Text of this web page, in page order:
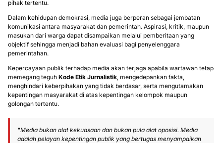
pihak tertentu.
Dalam kehidupan demokrasi, media juga berperan sebagai jembatan
komunikasi antara masyarakat dan pemerintah. Aspirasi, kritik, maupun
masukan dari warga dapat disampaikan melalui pemberitaan yang
objektif sehingga menjadi bahan evaluasi bagi penyelenggara
pemerintahan.
Kepercayaan publik terhadap media akan terjaga apabila wartawan tetap
memegang teguh Kode Etik Jurnalistik , mengedepankan fakta,
menghindari keberpihakan yang tidak berdasar, serta mengutamakan
kepentingan masyarakat di atas kepentingan kelompok maupun
golongan tertentu.
"Media bukan alat kekuasaan dan bukan pula alat oposisi. Media
adalah pelayan kepentingan publik yang bertugas menyampaikan